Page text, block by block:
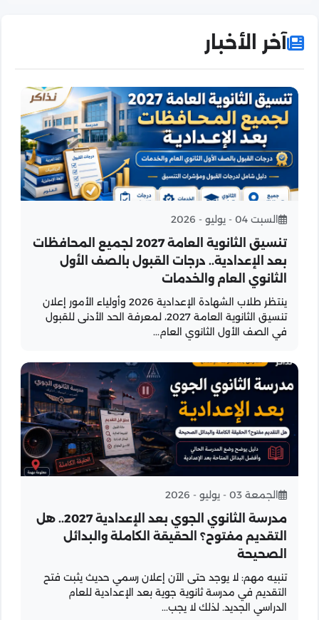
انضم لقناتنا على واتساب
للأخبار العاجلة والتنبيهات المباشرة!
آخر الأخبار
السبت 04 - يوليو - 2026
تنسيق الثانوية العامة 2027 لجميع المحافظات
بعد الإعدادية.. درجات القبول بالصف الأول
الثانوي العام والخدمات
ينتظر طلاب الشهادة الإعدادية 2026 وأولياء الأمور إعلان
تنسيق الثانوية العامة 2027، لمعرفة الحد الأدنى للقبول
في الصف الأول الثانوي العام...
الجمعة 03 - يوليو - 2026
مدرسة الثانوي الجوي بعد الإعدادية 2027.. هل
التقديم مفتوح؟ الحقيقة الكاملة والبدائل
الصحيحة
تنبيه مهم: لا يوجد حتى الآن إعلان رسمي حديث يثبت فتح
التقديم في مدرسة ثانوية جوية بعد الإعدادية للعام
الدراسي الجديد. لذلك لا يجب...